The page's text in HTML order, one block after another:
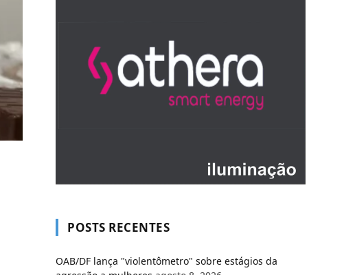
POSTS RECENTES
OAB/DF lança "violentômetro" sobre estágios da